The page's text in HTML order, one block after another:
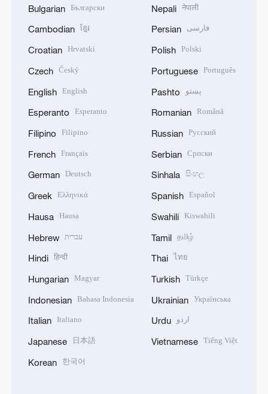
Bulgarian Български
Cambodian ខ្មែរ
Croatian Hrvatski
Czech Český
English English
Esperanto Esperanto
Filipino Filipino
French Français
German Deutsch
Greek Ελληνικά
Hausa Hausa
Hebrew עברית
Hindi हिन्दी
Hungarian Magyar
Indonesian Bahasa Indonesia
Italian Italiano
Japanese 日本語
Korean 한국어
Nepali नेपाली
Persian فارسی
Polish Polski
Portuguese Português
Pashto پښتو
Romanian Română
Russian Русский
Serbian Српски
Sinhala සිංහල
Spanish Español
Swahili Kiswahili
Tamil தமிழ்
Thai ไทย
Turkish Türkçe
Ukrainian Українська
Urdu اردو
Vietnamese Tiếng Việt